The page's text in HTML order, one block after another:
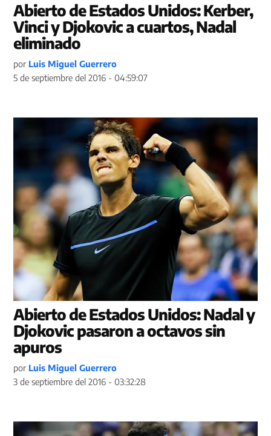
Abierto de Estados Unidos: Kerber,
Vinci y Djokovic a cuartos, Nadal
eliminado
por Luis Miguel Guerrero
5 de septiembre del 2016 - 04:59:07
Abierto de Estados Unidos: Nadal y
Djokovic pasaron a octavos sin
apuros
por Luis Miguel Guerrero
3 de septiembre del 2016 - 03:32:28